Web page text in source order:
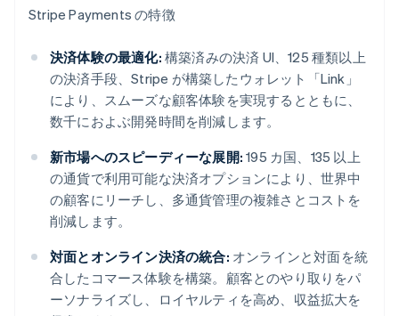
Stripe Payments の特徴
決済体験の最適化: 構築済みの決済 UI、125 種類以上
の決済手段、Stripe が構築したウォレット「Link」
により、スムーズな顧客体験を実現するとともに、
数千におよぶ開発時間を削減します。
新市場へのスピーディーな展開: 195 カ国、135 以上
の通貨で利用可能な決済オプションにより、世界中
の顧客にリーチし、多通貨管理の複雑さとコストを
削減します。
対面とオンライン決済の統合: オンラインと対面を統
合したコマース体験を構築。顧客とのやり取りをパ
ーソナライズし、ロイヤルティを高め、収益拡大を